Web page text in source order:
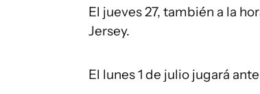
El jueves 27, también a la
Jersey.
El lunes 1 de julio jugará